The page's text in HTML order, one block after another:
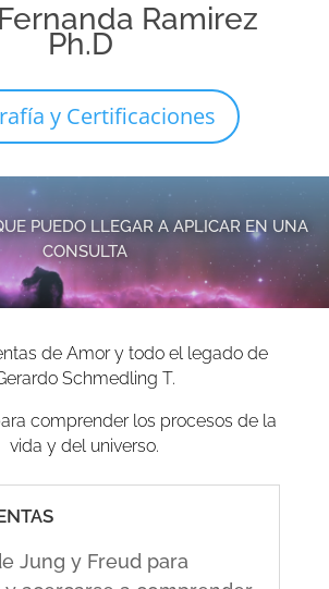
Ramirez
Ph.D
y Certificaciones
PUEDO LLEGAR A APLICAR EN UNA
CONSULTA
de Amor y todo el legado de
Schmedling T.
comprender los procesos de la
vida y del universo.
Jung y Freud para